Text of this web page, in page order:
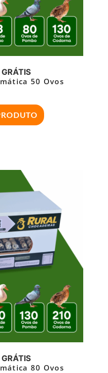
50 Ovos
80 Ovos